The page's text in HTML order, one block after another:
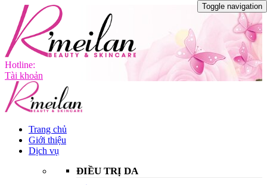
Hotline:
Tài khoản
Toggle navigation
Trang chủ
Giới thiệu
Dịch vụ
ĐIỀU TRỊ DA